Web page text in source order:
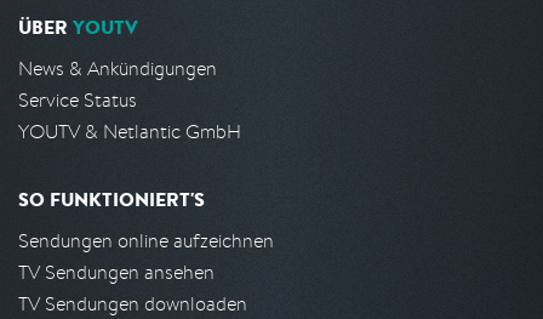
ÜBER YOUTV
News & Ankündigungen
Service Status
YOUTV & Netlantic GmbH
SO FUNKTIONIERT'S
Sendungen online aufzeichnen
TV Sendungen ansehen
TV Sendungen downloaden